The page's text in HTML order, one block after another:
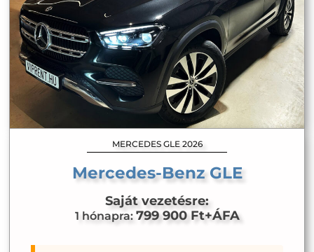
MERCEDES GLE 2026
Mercedes-Benz GLE
Saját vezetésre:
1 hónapra: 799 900 Ft+ÁFA